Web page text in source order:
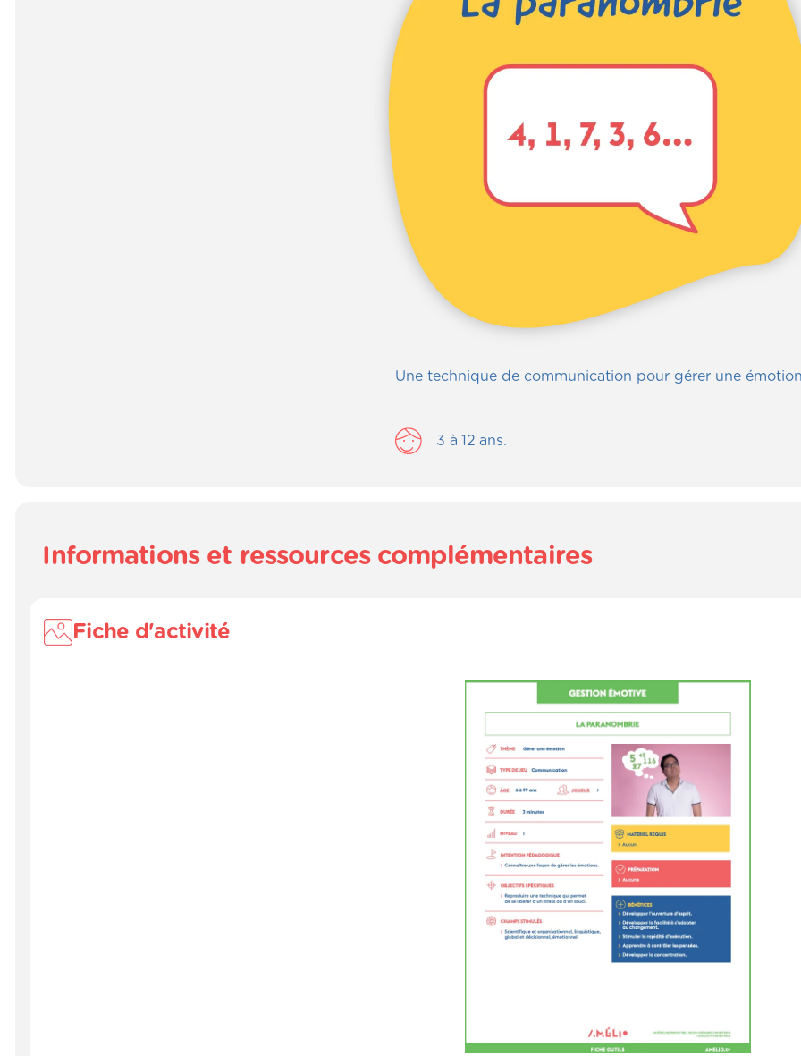
Une technique de communication pour gérer une
3 à 12 ans.
Informations et ressources complémentaires
Fiche d'activité